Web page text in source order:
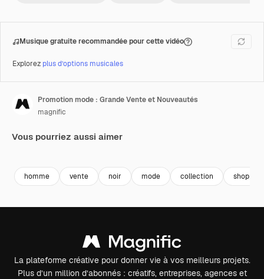
Musique gratuite recommandée pour cette vidéo
Explorez plus d’options musicales
Promotion mode : Grande Vente et Nouveautés
magnific
Vous pourriez aussi aimer
homme vente noir mode collection shopping
La plateforme créative pour donner vie à vos meilleurs projets.
Plus d’un million d’abonnés : créatifs, entreprises, agences et